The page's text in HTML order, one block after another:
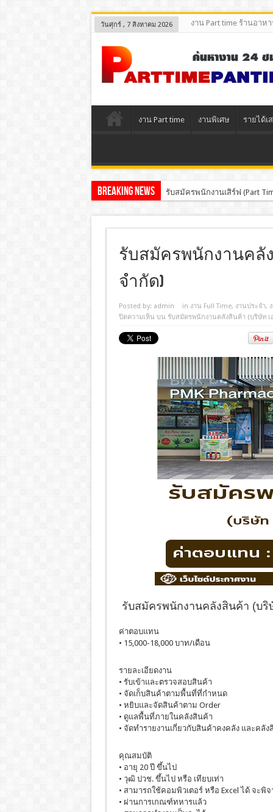
วันศุกร์ , 7 สิงหาคม 2026 งาน Part time ร้านอาหา
งาน Part time งานพิเศษ รายได้เ
Breaking News รับสมัครพนักงานเสิร์ฟ (Part
รับสมัครพนักงานคลั
จำกัด)
Posted by: admin in งาน Full Time, งานประจํา,
ปิดความเห็น บน รับสมัครพนักงานคลังสินค้า (บริษัท เ
รับสมัครพนักงานคลังสินค้า (บริ
ค่าตอบแทน
• 15,000-18,000 บาท/เดือน
รายละเอียดงาน
• รับเข้าและตรวจสอบสินค้า
• จัดเก็บสินค้าตามพื้นที่ที่กำหนด
• หยิบและจัดสินค้าตาม Order
• ดูแลพื้นที่ภายในคลังสินค้า
• จัดทำรายงานเกี่ยวกับสินค้าคงคลัง และคลัง
คุณสมบัติ
• อายุ 20 ปี ขึ้นไป
• วุฒิ ปวช. ขึ้นไป หรือ เทียบเท่า
• สามารถใช้คอมพิวเตอร์ หรือ Excel ได้ จะพิ
• ผ่านการเกณฑ์ทหารแล้ว